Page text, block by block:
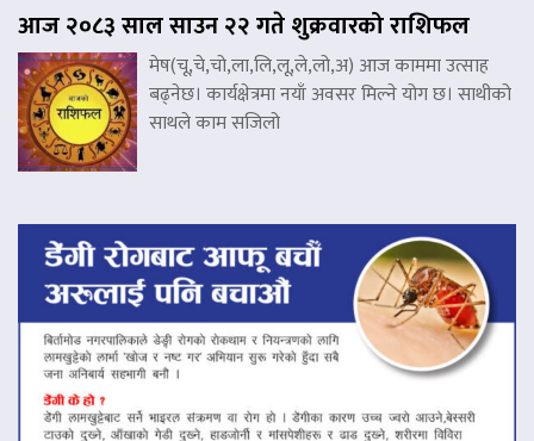
आज २०८३ साल साउन २२ गते शुक्रवारको राशिफल
मेष(चू,चे,चो,ला,लि,लू,ले,लो,अ) आज काममा उत्साह
बढ्नेछ। कार्यक्षेत्रमा नयाँ अवसर मिल्ने योग छ। साथीको
साथले काम सजिलो